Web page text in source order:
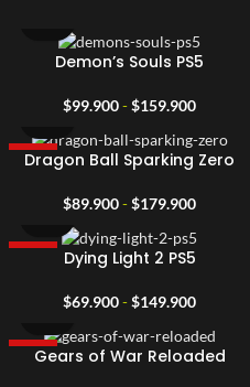
Demon’s Souls PS5
$99.900-$159.900Rango
precios:
desde
hasta
-25%
Dragon Ball Sparking Zero
$89.900-$179.900Rango
precios:
hasta
Dying Light 2 PS5
$69.900-$149.900Rango
precios:
desde
-33%Gears of War Reloaded